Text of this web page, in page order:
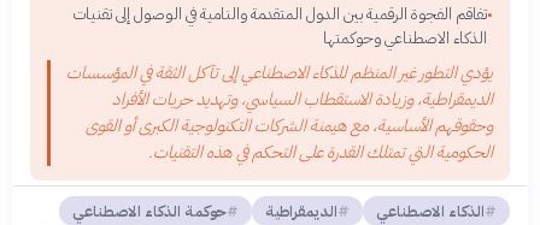
•تفاقم الفجوة الرقمية بين الدول المتقدمة والنامية في الوصول إلى تقنيات
الذكاء الاصطناعي وحوكمتها
يؤدي التطور غير المنظم للذكاء الاصطناعي إلى تآكل الثقة في المؤسسات
الديمقراطية، وزيادة الاستقطاب السياسي، وتهديد حريات الأفراد
وحقوقهم الأساسية، مع هيمنة الشركات التكنولوجية الكبرى أو القوى
الحكومية التي تمتلك القدرة على التحكم في هذه التقنيات.
الذكاء الاصطناعي الديمقراطية
حوكمة الذكاء الاصطناعي